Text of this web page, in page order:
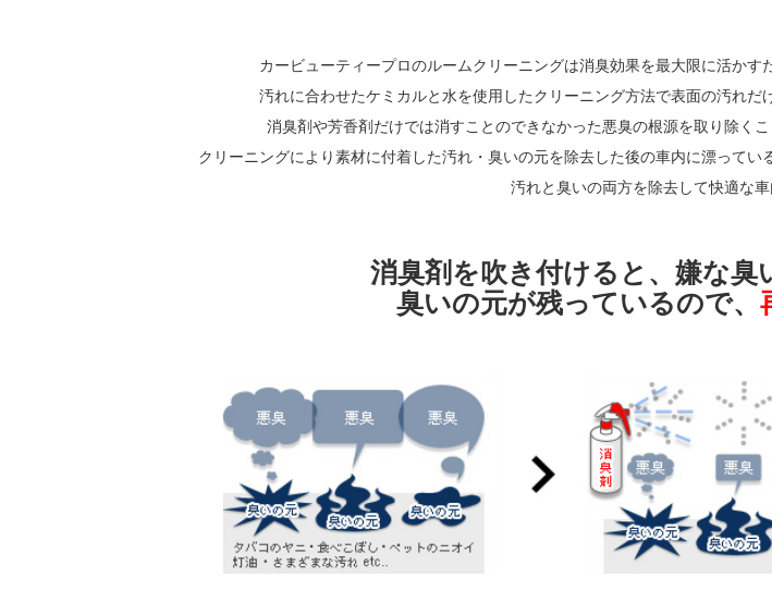
カービューティープロのルームクリーニングは消臭効果を最大限に活かす
汚れに合わせたケミカルと水を使用したクリーニング方法で表面の汚れだ
消臭剤や芳香剤だけでは消すことのできなかった悪臭の根源を取り除く
クリーニングにより素材に付着した汚れ・臭いの元を除去した後の車内に漂って
汚れと臭いの両方を除去して快適な車
消臭剤を吹き付けると、嫌な
臭いの元が残っているので、